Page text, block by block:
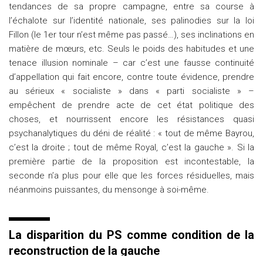
tendances de sa propre campagne, entre sa course à
l’échalote sur l’identité nationale, ses palinodies sur la loi
Fillon (le 1er tour n’est même pas passé…), ses inclinations en
matière de mœurs, etc. Seuls le poids des habitudes et une
tenace illusion nominale – car c’est une fausse continuité
d’appellation qui fait encore, contre toute évidence, prendre
au sérieux « socialiste » dans « parti socialiste » –
empêchent de prendre acte de cet état politique des
choses, et nourrissent encore les résistances quasi
psychanalytiques du déni de réalité : « tout de même Bayrou,
c’est la droite ; tout de même Royal, c’est la gauche ». Si la
première partie de la proposition est incontestable, la
seconde n’a plus pour elle que les forces résiduelles, mais
néanmoins puissantes, du mensonge à soi-même.
La disparition du PS comme condition de la
reconstruction de la gauche